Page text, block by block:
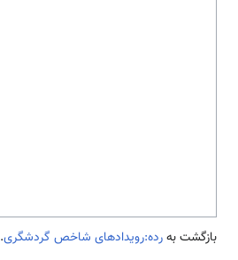
بازگشت بهرده:رویدادهای شاخص گردشگری.